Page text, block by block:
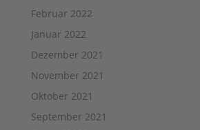
Februar 2022
Januar 2022
Dezember 2021
November 2021
Oktober 2021
September 2021